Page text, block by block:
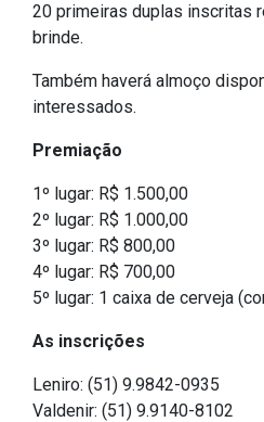
Publicações
Diário Oficial (Até 30/04)
Processo Seletivo
Seletivo Simplificado
Concursos
Instruções Normativas
Licitações
Dispensas e Inexigibilidades
Chamamentos Públicos
Leis, Decretos e Portarias
20 primeiras duplas inscritas
brinde.
Também haverá almoço
interessados.
Premiação
1º lugar: R$ 1.500,00
2º lugar: R$ 1.000,00
3º lugar: R$ 800,00
4º lugar: R$ 700,00
5º lugar: 1 caixa de cerveja
As inscrições
Leniro: (51) 9.9842-0935
Valdenir: (51) 9.9140-8102